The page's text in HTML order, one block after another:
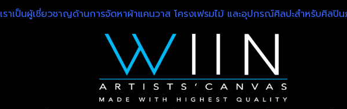
เราเป็นผู้เชี่ยวชาญด้านการจัดหาผ้าแคนวาส โครงเฟรมไม้ และอุปกรณ์ศิลปะสำหรับศิลปิน